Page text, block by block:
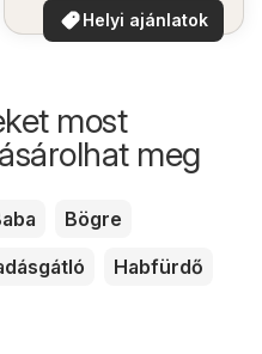
Helyi ajánlatok
most
meg
Bögre
Habfürdő